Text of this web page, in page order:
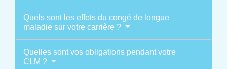
Quels sont les effets du congé de longue
maladie sur votre carrière ?
Quelles sont vos obligations pendant votre
CLM ?